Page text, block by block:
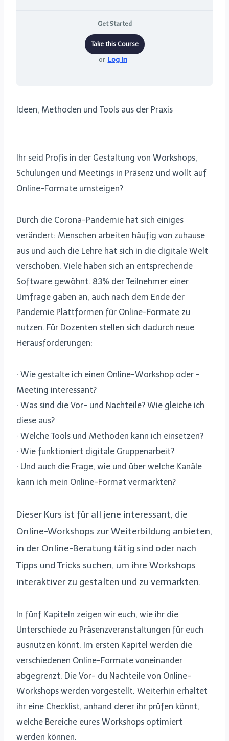
Get Started
Take this Course
or Log In
Ideen, Methoden und Tools aus der Praxis
Ihr seid Profis in der Gestaltung von Workshops,
Schulungen und Meetings in Präsenz und wollt auf
Online-Formate umsteigen?
Durch die Corona-Pandemie hat sich einiges
verändert: Menschen arbeiten häufig von zuhause
aus und auch die Lehre hat sich in die digitale Welt
verschoben. Viele haben sich an entsprechende
Software gewöhnt. 83% der Teilnehmer einer
Umfrage gaben an, auch nach dem Ende der
Pandemie Plattformen für Online-Formate zu
nutzen. Für Dozenten stellen sich dadurch neue
Herausforderungen:
· Wie gestalte ich einen Online-Workshop oder -
Meeting interessant?
· Was sind die Vor- und Nachteile? Wie gleiche ich
diese aus?
· Welche Tools und Methoden kann ich einsetzen?
· Wie funktioniert digitale Gruppenarbeit?
· Und auch die Frage, wie und über welche Kanäle
kann ich mein Online-Format vermarkten?
Dieser Kurs ist für all jene interessant, die
Online-Workshops zur Weiterbildung anbieten,
in der Online-Beratung tätig sind oder nach
Tipps und Tricks suchen, um ihre Workshops
interaktiver zu gestalten und zu vermarkten.
In fünf Kapiteln zeigen wir euch, wie ihr die
Unterschiede zu Präsenzveranstaltungen für euch
ausnutzen könnt. Im ersten Kapitel werden die
verschiedenen Online-Formate voneinander
abgegrenzt. Die Vor- du Nachteile von Online-
Workshops werden vorgestellt. Weiterhin erhaltet
ihr eine Checklist, anhand derer ihr prüfen könnt,
welche Bereiche eures Workshops optimiert
werden können.